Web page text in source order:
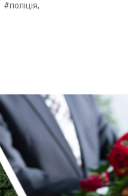
#поліція,